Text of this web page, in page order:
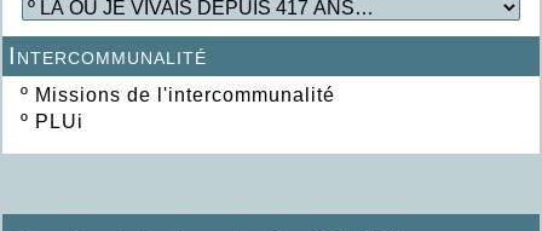
Intercommunalité
º Missions de l'intercommunalité
º PLUi